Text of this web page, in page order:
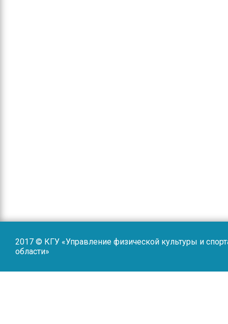
2017 © КГУ «Управление физической культуры и
области»